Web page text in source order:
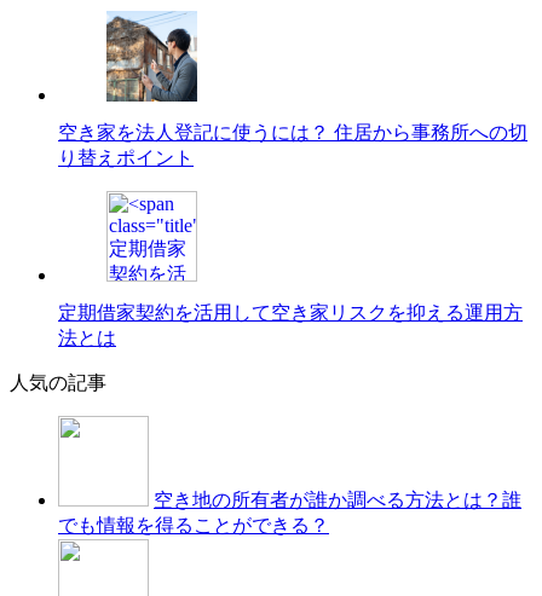
空き家を法人登記に使うには？ 住居から事務所への切
り替えポイント
定期借家契約を活用して空き家リスクを抑える運用方
法とは
人気の記事
空き地の所有者が誰か調べる方法とは？誰
でも情報を得ることができる？